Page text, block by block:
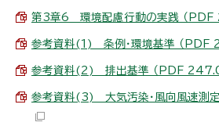
第3章6 環境配慮行動の実践 （PDF
参考資料(1) 条例・環境基準 （PDF
参考資料(2) 排出基準 （PDF
参考資料(3) 大気汚染・風向風速測